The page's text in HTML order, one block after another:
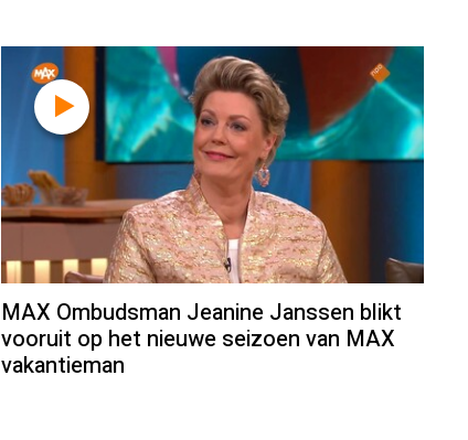
MAX Ombudsman Jeanine Janssen blikt
vooruit op het nieuwe seizoen van MAX
vakantieman